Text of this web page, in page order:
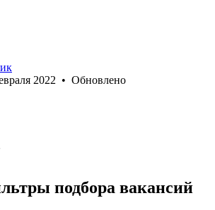
2022 • Обновлено
подбора вакансий